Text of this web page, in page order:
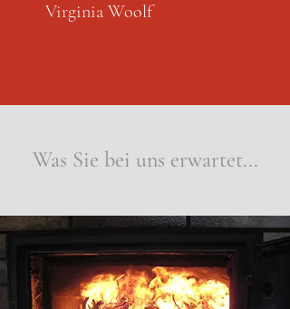
Virginia Woolf
Was Sie bei uns erwartet...